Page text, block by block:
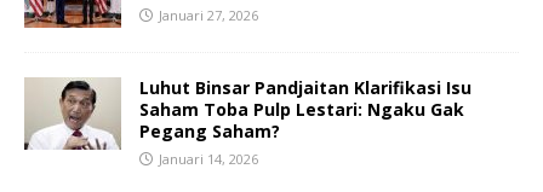
Januari 27, 2026
Luhut Binsar Pandjaitan Klarifikasi Isu
Saham Toba Pulp Lestari: Ngaku Gak
Pegang Saham?
Januari 14, 2026